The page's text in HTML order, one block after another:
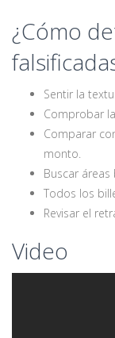
¿Cómo
Sentir la
Comprobar
Comparar
monto.
Buscar
Todos los
Revisar el
Video